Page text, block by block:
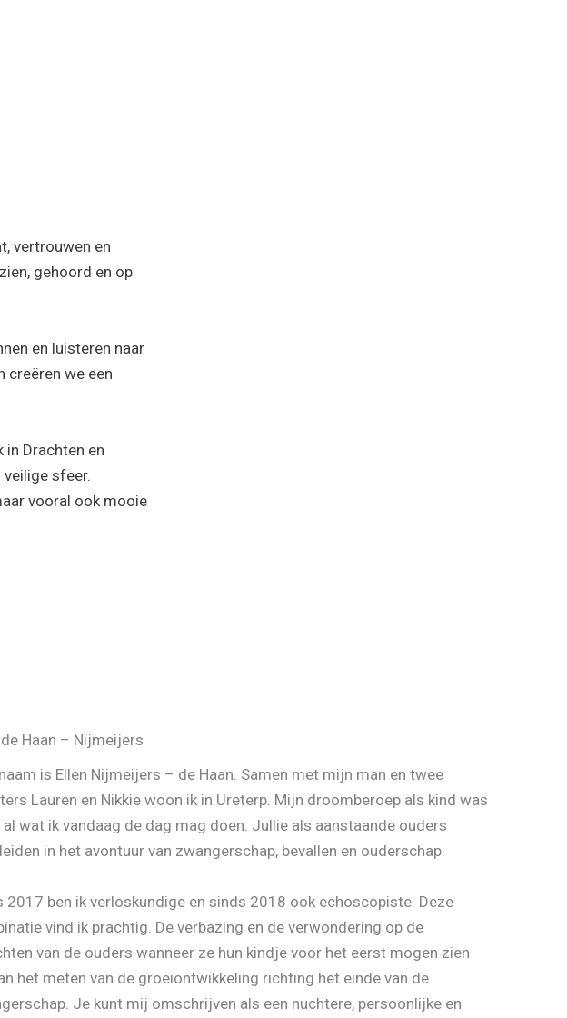
vertrouwen en
gehoord en op
en luisteren naar
creëren we een
Drachten en
sfeer.
vooral ook mooie
de Haan – Nijmeijers
is Ellen Nijmeijers – de Haan. Samen met mijn man en twee
Lauren en Nikkie woon ik in Ureterp. Mijn droomberoep als kind was
wat ik vandaag de dag mag doen. Jullie als aanstaande ouders
in het avontuur van zwangerschap, bevallen en ouderschap.
2017 ben ik verloskundige en sinds 2018 ook echoscopiste. Deze
vind ik prachtig. De verbazing en de verwondering op de
van de ouders wanneer ze hun kindje voor het eerst mogen zien
het meten van de groeiontwikkeling richting het einde van de
Je kunt mij omschrijven als een nuchtere, persoonlijke en